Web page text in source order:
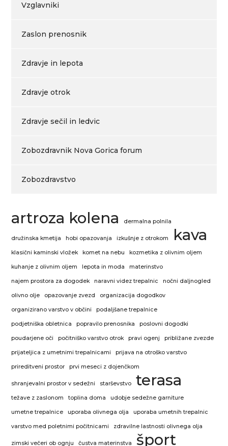
Vzglavniki
Zaslon prenosnik
Zdravje in lepota
Zdravje otrok
Zdravje sečil in ledvic
Zobozdravnik Nova Gorica forum
Zobozdravstvo
artroza kolena dermalna polnila
družinska kmetija hobi opazovanja izkušnje z otrokom kava
klasični kaminski vložek komet na nebu kozmetika z olivnim oljem
kuhanje z olivnim oljem lepota in moda materinstvo
najem prostora za dogodek naravni videz trepalnic nočni daljnogled
olivno olje opazovanje zvezd organizacija dogodkov
organizirano varstvo v občini podaljšane trepalnice
podjetniška obletnica popravilo prenosnika poslovni dogodki
poudarjene oči počitniško varstvo otrok pravi ogenj približane zvezde
prijateljica z umetnimi trepalnicami prijava na otroško varstvo
prireditveni prostor prvi meseci z dojenčkom
shranjevalni prostor v sedežni starševstvo terasa
težave z zaslonom toplina doma udobje sedežne garniture
umetne trepalnice uporaba olivnega olja uporaba umetnih trepalnic
varstvo med poletnimi počitnicami zdravilne lastnosti olivnega olja
zimski večeri ob ognju čustva materinstva šport